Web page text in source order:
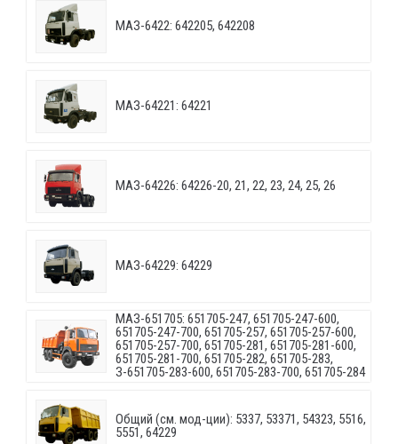
МАЗ-6422: 642205, 642208
МАЗ-64221: 64221
МАЗ-64226: 64226-20, 21, 22, 23, 24, 25, 26
МАЗ-64229: 64229
МАЗ-651705: 651705-247, 651705-247-600,
651705-247-700, 651705-257, 651705-257-600,
651705-257-700, 651705-281, 651705-281-600,
651705-281-700, 651705-282, 651705-283,
З-651705-283-600, 651705-283-700, 651705-284
Общий (см. мод-ции): 5337, 53371, 54323, 5516,
5551, 64229